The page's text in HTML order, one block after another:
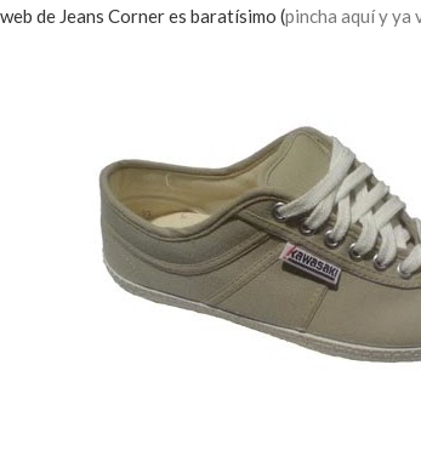
web de Jeans Corneres baratísimo (pincha aquí y ya